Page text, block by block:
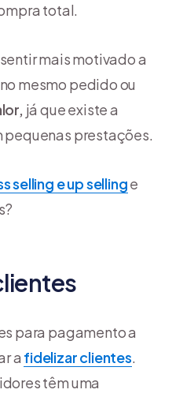
total.
mais motivado a
no mesmo pedido ou
já que existe a
prestações.
selling e up sellinge
para pagamento a
a fidelizar clientes.
têm uma